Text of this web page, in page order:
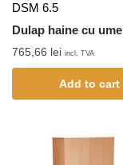
DSM 6.5
Dulap haine cu
765,66 lei incl. TVA
Add to cart